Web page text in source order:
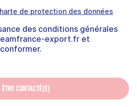
de protection des données
des conditions générales
export.fr et
ÊTRE CONTACTÉ(E)